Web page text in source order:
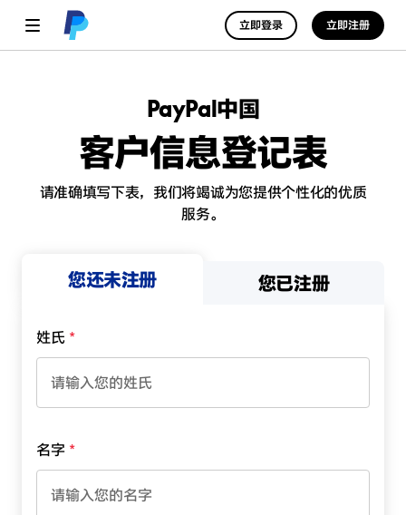
立即登录 立即注册
PayPal中国
客户信息登记表
请准确填写下表，我们将竭诚为您提供个性化的优质
服务。
您还未注册 您已注册
姓氏
名字